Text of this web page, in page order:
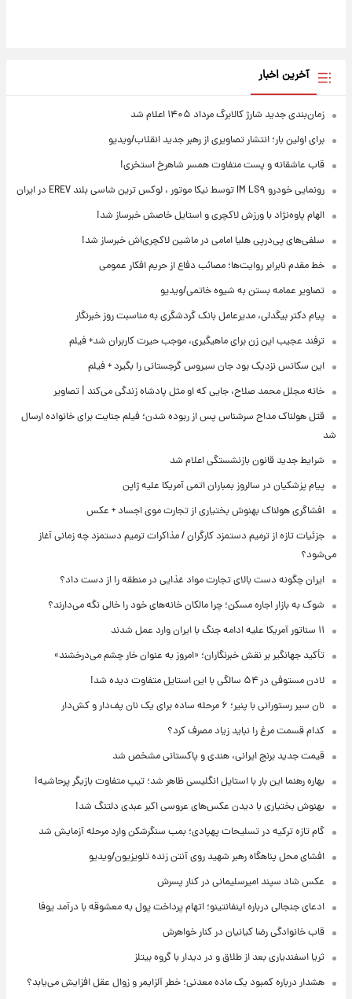
آخرین اخبار
زمان‌بندی جدید شارژ کالابرگ مرداد ۱۴۰۵ اعلام شد
برای اولین بار؛ انتشار تصاویری از رهبر جدید انقلاب/ویدیو
قاب عاشقانه و پست متفاوت همسر شاهرخ استخری!
رونمایی خودرو IM LS۹ توسط نیکا موتور ، لوکس ترین شاسی بلند EREV در ایران
الهام پاوه‌نژاد با ورزش لاکچری و استایل خاصش خبرساز شد!
سلفی‌های پی‌درپی هلیا امامی در ماشین لاکچری‌اش خبرساز شد!
خط مقدم نابرابر روایت‌ها؛ مصائب دفاع از حریم افکار عمومی
تصاویر عمامه بستن به شیوه خاتمی/ویدیو
پیام دکتر بیگدلی، مدیرعامل بانک گردشگری به مناسبت روز خبرنگار
ترفند عجیب این زن برای ماهیگیری، موجب حیرت کاربران شد+ فیلم
این سکانس نزدیک بود جان سیروس گرجستانی را بگیرد + فیلم
خانه مجلل محمد صلاح، جایی که او مثل پادشاه زندگی می‌کند | تصاویر
قتل هولناک مداح سرشناس پس از ربوده شدن؛ فیلم جنایت برای خانواده ارسال
شد
شرایط جدید قانون بازنشستگی اعلام شد
پیام پزشکیان در سالروز بمباران اتمی آمریکا علیه ژاپن
افشاگری هولناک بهنوش بختیاری از تجارت موی اجساد + عکس
جزئیات تازه از ترمیم دستمزد کارگران / مذاکرات ترمیم دستمزد چه زمانی آغاز
می‌شود؟
ایران چگونه دست بالای تجارت مواد غذایی در منطقه را از دست داد؟
شوک به بازار اجاره مسکن؛ چرا مالکان خانه‌های خود را خالی نگه می‌دارند؟
۱۱ سناتور آمریکا علیه ادامه جنگ با ایران وارد عمل شدند
تأکید جهانگیر بر نقش خبرنگاران؛ «امروز به عنوان خار چشم می‌درخشند»
لادن مستوفی در ۵۴ سالگی با این استایل متفاوت دیده شد!
نان سیر رستورانی با پنیر؛ ۶ مرحله ساده برای یک نان پف‌دار و کش‌دار
کدام قسمت مرغ را نباید زیاد مصرف کرد؟
قیمت جدید برنج ایرانی، هندی و پاکستانی مشخص شد
بهاره رهنما این بار با استایل انگلیسی ظاهر شد؛ تیپ متفاوت بازیگر پرحاشیه!
بهنوش بختیاری با دیدن عکس‌های عروسی اکبر عبدی دلتنگ شد!
گام تازه ترکیه در تسلیحات پهپادی؛ بمب سنگرشکن وارد مرحله آزمایش شد
افشای محل پناهگاه‌ رهبر شهید روی آنتن زنده تلویزیون/ویدیو
عکس شاد سپند امیرسلیمانی در کنار پسرش
ادعای جنجالی درباره اینفانتینو؛ اتهام پرداخت پول به معشوقه با درآمد یوفا
قاب خانوادگی رضا کیانیان در کنار خواهرش
ثریا اسفندیاری بعد از طلاق و در دیدار با گروه بیتلز
هشدار درباره کمبود یک ماده معدنی؛ خطر آلزایمر و زوال عقل افزایش می‌یابد؟